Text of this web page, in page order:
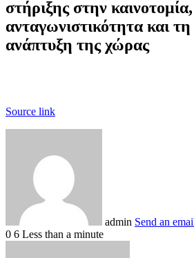
στήριξης στην
ανταγωνιστικότητα και
ανάπτυξη της χώρας
Source link
admin Send an
0 6 Less than a minute